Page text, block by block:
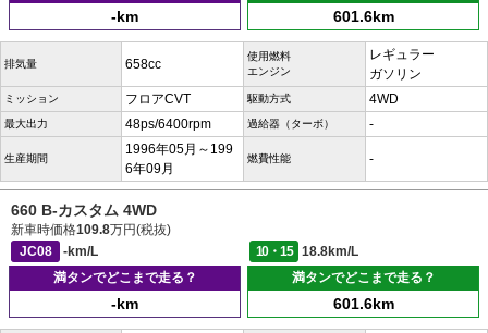
-km 601.6km
排気量 658cc
使用燃料
エンジン
レギュラー
ガソリン
ミッション フロアCVT 駆動方式 4WD
最大出力 48ps/6400rpm 過給器（ターボ） -
生産期間
1996年05月～199
6年09月
燃費性能 -
660 B-カスタム 4WD
新車時価格109.8万円(税抜)
JC08
-km/L 10・15
18.8km/L
満タンでどこまで走る？
-km
満タンでどこまで走る？
601.6km